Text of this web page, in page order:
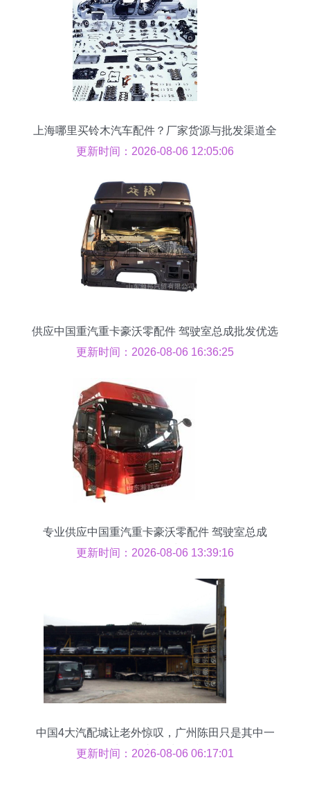
上海哪里买铃木汽车配件？厂家货源与批发渠道全
攻略
更新时间：2026-08-06 12:05:06
供应中国重汽重卡豪沃零配件 驾驶室总成批发优选
解析
更新时间：2026-08-06 16:36:25
专业供应中国重汽重卡豪沃零配件 驾驶室总成
L142批发价格与信息
更新时间：2026-08-06 13:39:16
中国4大汽配城让老外惊叹，广州陈田只是其中一
处，豪车50块一斤
更新时间：2026-08-06 06:17:01